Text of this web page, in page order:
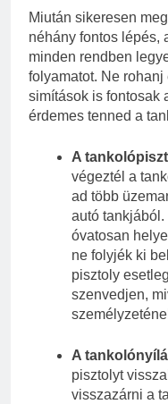
Miután sikeresen
néhány fontos lépés,
minden rendben
folyamatot. Ne
simítások is fontosak
érdemes tenned a
A
végeztél a
ad több
autó
óvatosan
ne folyjék ki
pisztoly
szenvedjen,
A
pisztolyt
visszazárni a